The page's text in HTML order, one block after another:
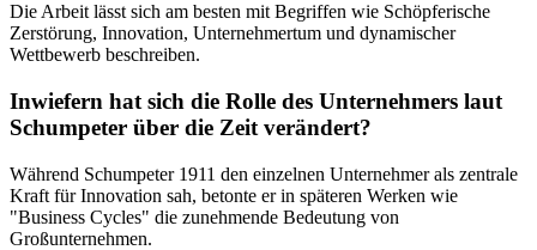
Die Arbeit lässt sich am besten mit Begriffen wie Schöpferische
Zerstörung, Innovation, Unternehmertum und dynamischer
Wettbewerb beschreiben.
Inwiefern hat sich die Rolle des Unternehmers laut
Schumpeter über die Zeit verändert?
Während Schumpeter 1911 den einzelnen Unternehmer als zentrale
Kraft für Innovation sah, betonte er in späteren Werken wie
"Business Cycles" die zunehmende Bedeutung von
Großunternehmen.